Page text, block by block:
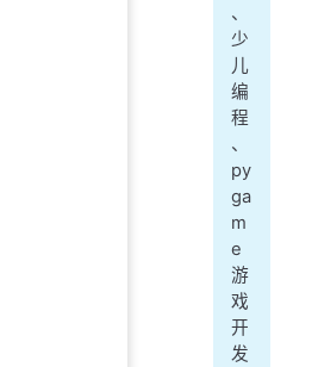
、
少
儿
编
程
、
py
ga
m
e
游
戏
开
发